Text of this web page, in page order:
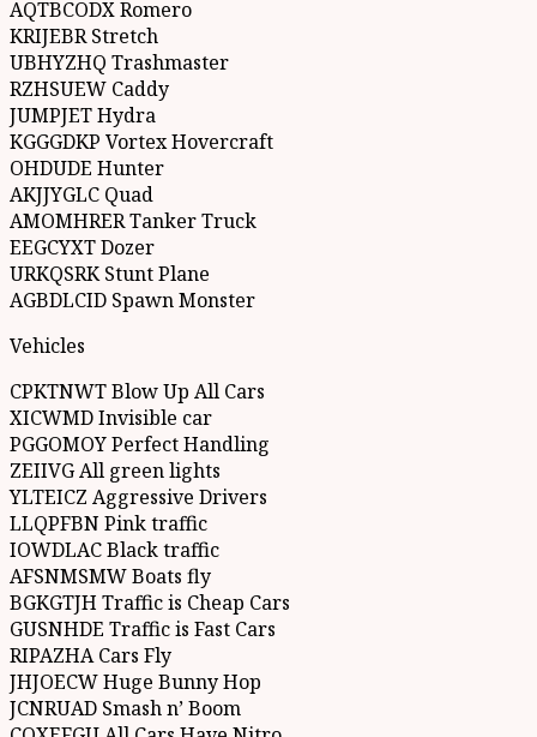
AQTBCODX Romero
KRIJEBR Stretch
UBHYZHQ Trashmaster
RZHSUEW Caddy
JUMPJET Hydra
KGGGDKP Vortex Hovercraft
OHDUDE Hunter
AKJJYGLC Quad
AMOMHRER Tanker Truck
EEGCYXT Dozer
URKQSRK Stunt Plane
AGBDLCID Spawn Monster
Vehicles
CPKTNWT Blow Up All Cars
XICWMD Invisible car
PGGOMOY Perfect Handling
ZEIIVG All green lights
YLTEICZ Aggressive Drivers
LLQPFBN Pink traffic
IOWDLAC Black traffic
AFSNMSMW Boats fly
BGKGTJH Traffic is Cheap Cars
GUSNHDE Traffic is Fast Cars
RIPAZHA Cars Fly
JHJOECW Huge Bunny Hop
JCNRUAD Smash n’ Boom